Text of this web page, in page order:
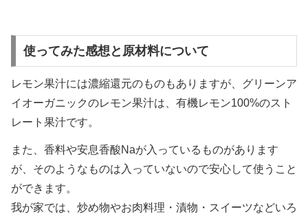
使ってみた感想と原材料について
レモン果汁には濃縮還元のものもありますが、グリーンア
イオーガニックのレモン果汁は、有機レモン100%のスト
レート果汁です。
また、香料や安息香酸Naが入っているものがあります
が、そのようなものは入っていないので安心して使うこと
ができます。
我が家では、炒め物やお肉料理・漬物・スイーツなどいろ